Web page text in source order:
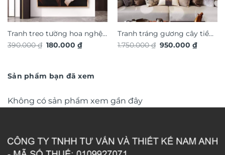
Tranh treo tường hoa nghệ
thuật TG4923S
390.000₫ Giá
180.000₫Giá
Tranh tráng gương cây tiền
vàng phong thủy TG4913S
1.750.000₫ Giá
950.000₫Giá
Sản phẩm bạn đã xem
Không có sản phẩm xem gần đây